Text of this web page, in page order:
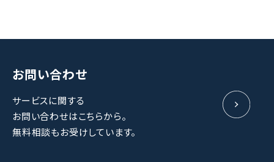
お問い合わせ
サービスに関する
お問い合わせはこちらから。
無料相談もお受けしています。